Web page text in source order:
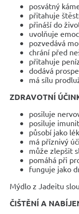
posvátný
přitahuje
přináší do
uvolňuje
pozvedává
chrání před
přitahuje
dodává
má sílu
ZDRAVOTNÍ
posiluje
posiluje
působí jako
má příznivý
může zlepšit
pomáhá při
funguje jako
Mýdlo z Jadeitu
ČIŠTĚNÍ A